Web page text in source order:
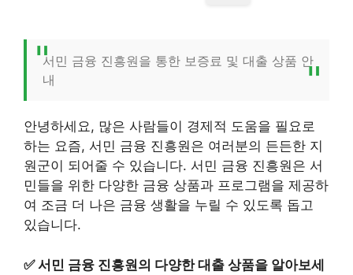
서민 금융 진흥원을 통한 보증료 및 대출 상품 안
내
안녕하세요, 많은 사람들이 경제적 도움을 필요로
하는 요즘, 서민 금융 진흥원은 여러분의 든든한 지
원군이 되어줄 수 있습니다. 서민 금융 진흥원은 서
민들을 위한 다양한 금융 상품과 프로그램을 제공하
여 조금 더 나은 금융 생활을 누릴 수 있도록 돕고
있습니다.
✅서민 금융 진흥원의 다양한 대출 상품을 알아보세